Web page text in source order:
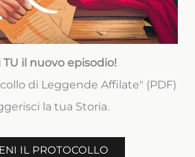
TU il nuovo episodio!
di Leggende Affilate" (PDF)
la tua Storia.
IL PROTOCOLLO